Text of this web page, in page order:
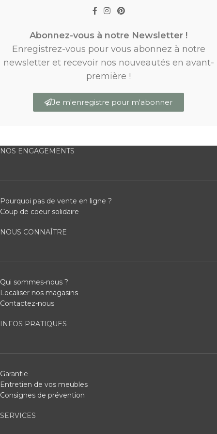
Abonnez-vous à notre Newsletter !
Enregistrez-vous pour vous abonnez à notre
newsletter et recevoir nos nouveautés en avant-
première !
Je m'enregistre pour m'abonner
NOS ENGAGEMENTS
Pourquoi pas de vente en ligne ?
Coup de coeur solidaire
NOUS CONNAÎTRE
Qui sommes-nous ?
Localiser nos magasins
Contactez-nous
INFOS PRATIQUES
Garantie
Entretien de vos meubles
Consignes de prévention
SERVICES